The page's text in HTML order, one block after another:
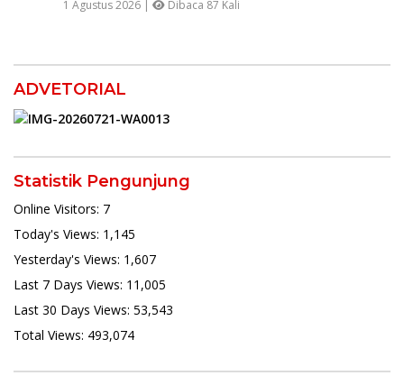
1 Agustus 2026 | Dibaca 87 Kali
ADVETORIAL
Statistik Pengunjung
Online Visitors: 7
Today's Views: 1,145
Yesterday's Views: 1,607
Last 7 Days Views: 11,005
Last 30 Days Views: 53,543
Total Views: 493,074